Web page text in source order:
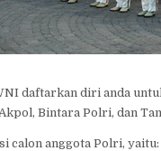
daftarkan diri anda
Bintara Polri, dan
calon anggota Polri,